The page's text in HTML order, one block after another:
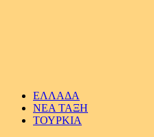
ΕΛΛΑΔΑ
ΝΕΑ ΤΑΞΗ
ΤΟΥΡΚΙΑ